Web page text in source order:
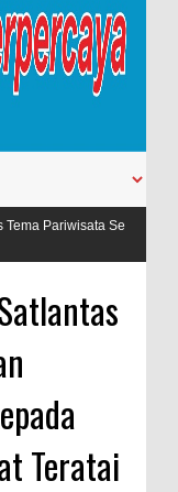
Penyalahgunaan
Teratai